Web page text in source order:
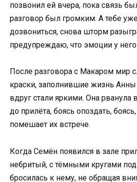
позвонил ей вчера, пока связь
разговор был громким. А тебе
дозвониться, снова шторм
предупреждаю, что эмоции у него
После разговора с Макаром мир
краски, заполнившие жизнь
вдруг стали яркими. Она рванула
до прилёта, боясь опоздать,
помешает их встрече.
Когда Семён появился в зале
небритый, с тёмными кругами
бросилась к нему, не обращая